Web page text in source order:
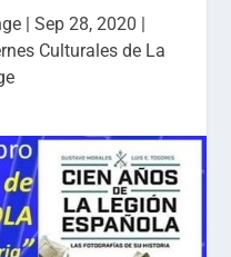
| Sep 28, 2020 |
Culturales de La